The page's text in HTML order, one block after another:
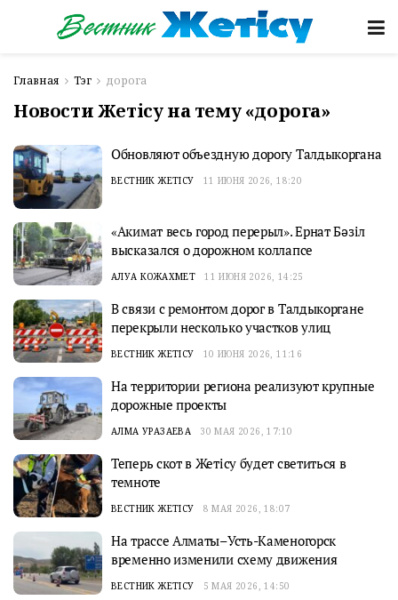
Главная Тэг дорога
Новости Жетісу на тему «дорога»
Обновляют объездную дорогу Талдыкоргана
ВЕСТНИК ЖЕТІСУ 11 ИЮНЯ 2026, 18:20
«Акимат весь город перерыл». Ернат Бәзіл
высказался о дорожном коллапсе
АЛУА КОЖАХМЕТ 11 ИЮНЯ 2026, 14:25
В связи с ремонтом дорог в Талдыкоргане
перекрыли несколько участков улиц
ВЕСТНИК ЖЕТІСУ 10 ИЮНЯ 2026, 11:16
На территории региона реализуют крупные
дорожные проекты
АЛМА УРАЗАЕВА 30 МАЯ 2026, 17:10
Теперь скот в Жетісу будет светиться в
темноте
ВЕСТНИК ЖЕТІСУ 8 МАЯ 2026, 18:07
На трассе Алматы–Усть-Каменогорск
временно изменили схему движения
ВЕСТНИК ЖЕТІСУ 5 МАЯ 2026, 14:50